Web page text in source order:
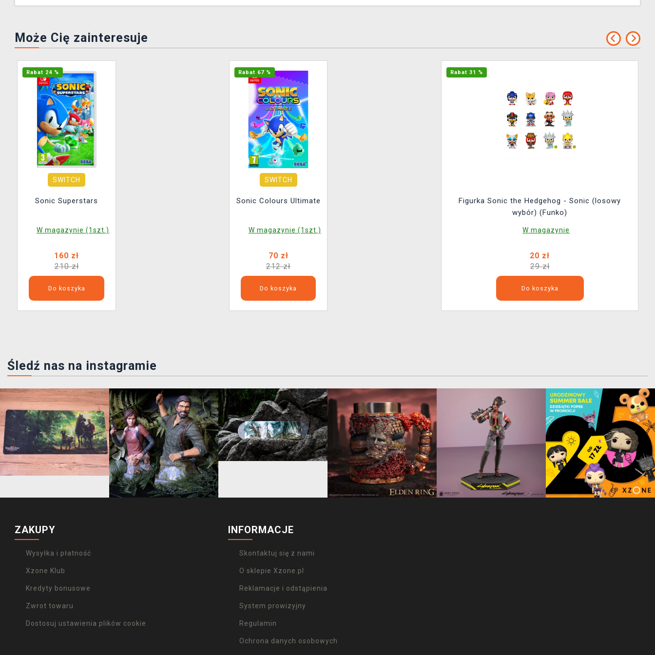
Może Cię zainteresuje
Rabat 24 %
SWITCH
Sonic Superstars
W magazynie (1szt.)
160 zł
210 zł
Do koszyka
Rabat 67 %
SWITCH
Sonic Colours Ultimate
W magazynie (1szt.)
70 zł
212 zł
Do koszyka
Rabat 31 %
Figurka Sonic the Hedgehog - Sonic (losowy
wybór) (Funko)
W magazynie
20 zł
29 zł
Do koszyka
Śledź nas na instagramie
ZAKUPY
Wysyłka i płatność
Xzone Klub
Kredyty bonusowe
Zwrot towaru
Dostosuj ustawienia plików cookie
INFORMACJE
Skontaktuj się z nami
O sklepie Xzone.pl
Reklamacje i odstąpienia
System prowizyjny
Regulamin
Ochrona danych osobowych